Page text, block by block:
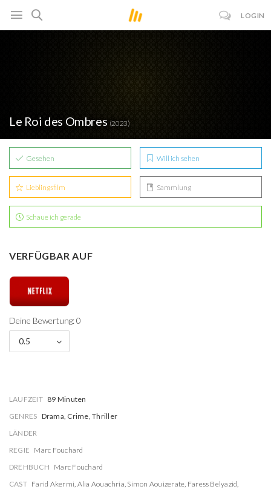
LOGIN
Le Roi des Ombres (2023)
Gesehen Will ich sehen
Lieblingsfilm Sammlung
Schaue ich gerade
VERFÜGBAR AUF
Deine Bewertung: 0
0.5
LAUFZEIT 89 Minuten
GENRES Drama, Crime, Thriller
LÄNDER
REGIE Marc Fouchard
DREHBUCH Marc Fouchard
CAST Farid Akermi, Alia Aouachria, Simon Aouizerate, Faress Belyazid,